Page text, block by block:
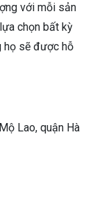
với mỗi sản
chọn bất kỳ
họ sẽ được hỗ
Lao, quận Hà